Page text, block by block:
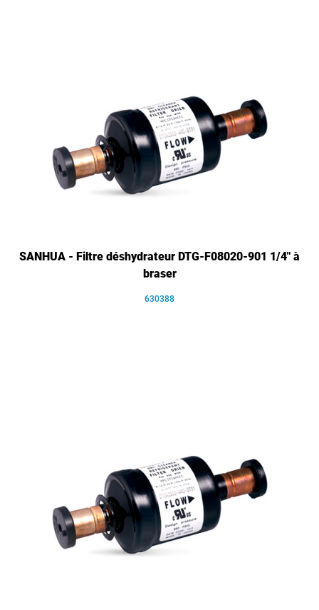
SANHUA - Filtre déshydrateur DTG-F08020-901 1/4" à
braser
630388